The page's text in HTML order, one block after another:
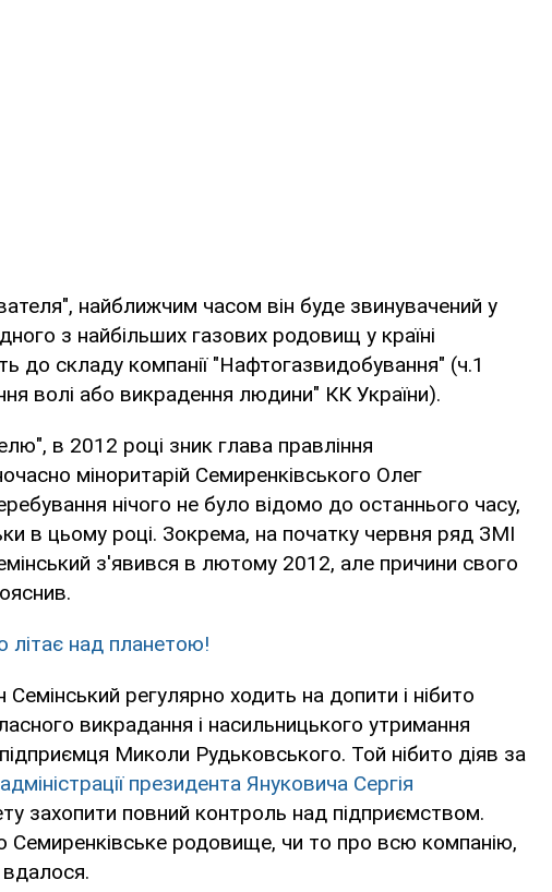
найближчим часом він буде звинувачений у
з найбільших газових родовищ у країні
до складу компанії "Нафтогазвидобування" (ч.1
волі або викрадення людини" КК України).
в 2012 році зник глава правління
міноритарій Семиренківського Олег
нічого не було відомо до останнього часу,
в цьому році. Зокрема, на початку червня ряд ЗМІ
з'явився в лютому 2012, але причини свого
літає над планетою!
регулярно ходить на допити і нібито
викрадання і насильницького утримання
Миколи Рудьковського. Той нібито діяв за
президента Януковича Сергія
захопити повний контроль над підприємством.
родовище, чи то про всю компанію,